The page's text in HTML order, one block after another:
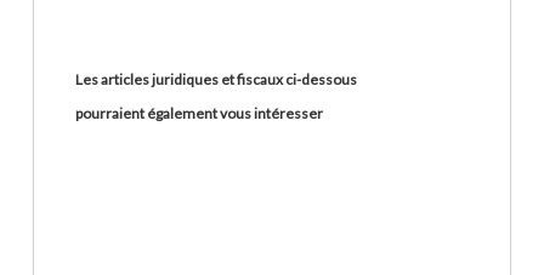
Les articles juridiques et fiscaux ci-dessous
pourraient également vous intéresser